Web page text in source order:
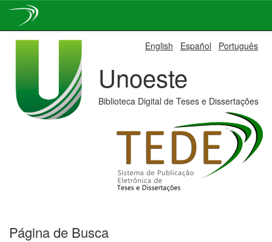
English Español Português
Unoeste
Biblioteca Digital de Teses e Dissertações
Página de Busca